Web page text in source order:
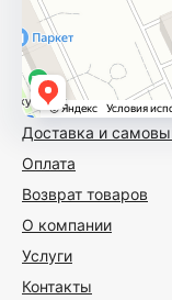
Доставка и
Оплата
Возврат товаров
О компании
Услуги
Контакты